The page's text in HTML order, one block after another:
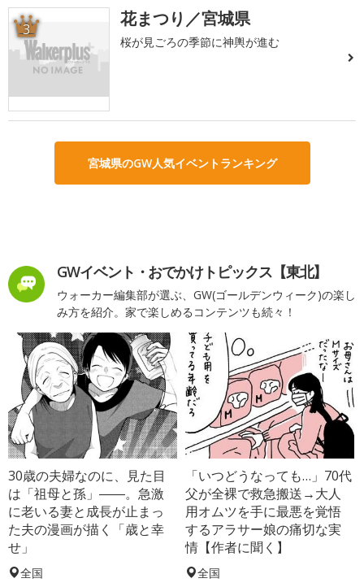
3 花まつり／宮城県
桜が見ごろの季節に神輿が進む
宮城県のGW人気イベントランキング
GWイベント・おでかけトピックス【東北】
ウォーカー編集部が選ぶ、GW(ゴールデンウィーク)の楽し
み方を紹介。家で楽しめるコンテンツも続々！
30歳の夫婦なのに、見た目
は「祖母と孫」――。急激
に老いる妻と成長が止まっ
た夫の漫画が描く「歳と幸
せ」
全国
「いつどうなっても…」70代
父が全裸で救急搬送→大人
用オムツを手に最悪を覚悟
するアラサー娘の痛切な実
情【作者に聞く】
全国